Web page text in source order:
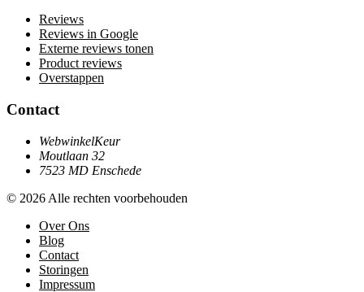
Reviews
Reviews in Google
Externe reviews tonen
Product reviews
Overstappen
Contact
WebwinkelKeur
Moutlaan 32
7523 MD Enschede
© 2026 Alle rechten voorbehouden
Over Ons
Blog
Contact
Storingen
Impressum